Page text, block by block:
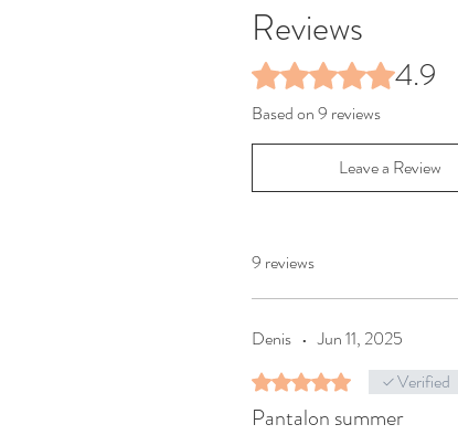
Reviews
Rated 4.9 out of 5 stars.
4.9
Based on 9 reviews
Leave a Review
9 reviews
Denis • Jun 11, 2025
Rated 5 out of 5 stars.Verified
Pantalon summer